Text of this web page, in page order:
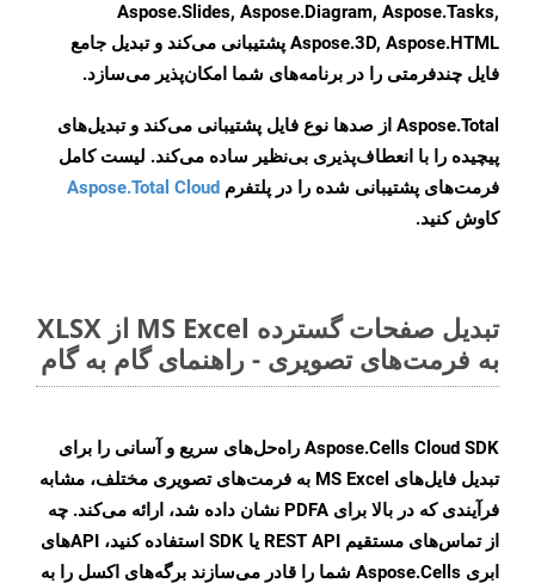
Aspose.Slides, Aspose.Diagram, Aspose.Tasks,
Aspose.3D, Aspose.HTML پشتیبانی می‌کند و تبدیل جامع
فایل چندفرمتی را در برنامه‌های شما امکان‌پذیر می‌سازد.
Aspose.Total از صدها نوع فایل پشتیبانی می‌کند و تبدیل‌های
پیچیده را با انعطاف‌پذیری بی‌نظیر ساده می‌کند. لیست کامل
فرمت‌های پشتیبانی شده را در پلتفرم Aspose.Total Cloud
کاوش کنید.
تبدیل صفحات گسترده MS Excel از XLSX
به فرمت‌های تصویری - راهنمای گام به گام
Aspose.Cells Cloud SDK راه‌حل‌های سریع و آسانی را برای
تبدیل فایل‌های MS Excel به فرمت‌های تصویری مختلف، مشابه
فرآیندی که در بالا برای PDFA نشان داده شد، ارائه می‌کند. چه
از تماس‌های مستقیم REST API یا SDK استفاده کنید، APIهای
ابری Aspose.Cells شما را قادر می‌سازند برگه‌های اکسل را به